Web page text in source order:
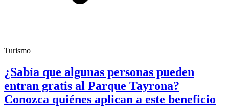
Turismo
¿Sabía que algunas personas pueden
entran gratis al Parque Tayrona?
Conozca quiénes aplican a este beneficio